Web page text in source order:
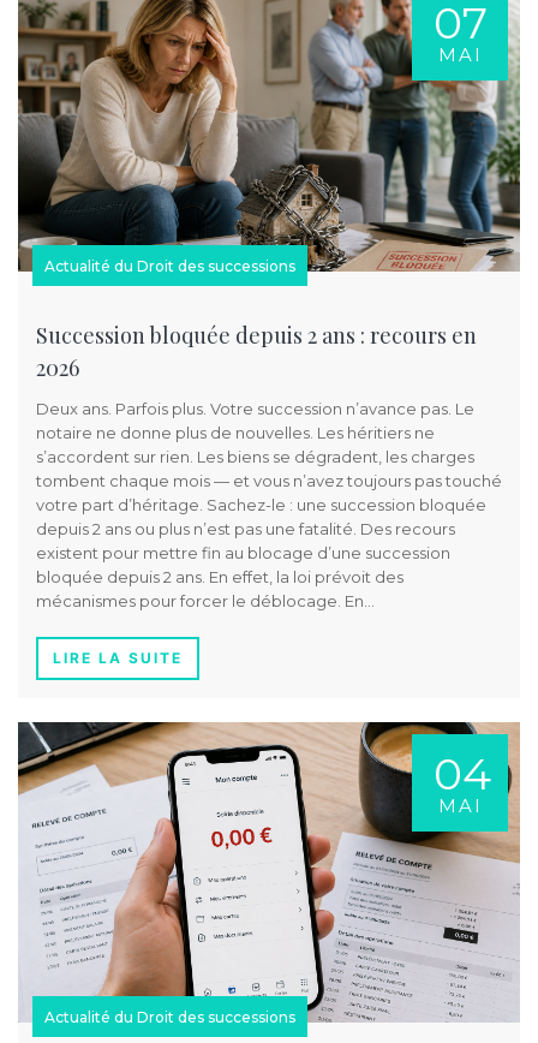
07
MAI
Actualité du Droit des successions
Succession bloquée depuis 2 ans : recours en
2026
Deux ans. Parfois plus. Votre succession n’avance pas. Le
notaire ne donne plus de nouvelles. Les héritiers ne
s’accordent sur rien. Les biens se dégradent, les charges
tombent chaque mois — et vous n’avez toujours pas touché
votre part d’héritage. Sachez-le : une succession bloquée
depuis 2 ans ou plus n’est pas une fatalité. Des recours
existent pour mettre fin au blocage d’une succession
bloquée depuis 2 ans. En effet, la loi prévoit des
mécanismes pour forcer le déblocage. En…
LIRE LA SUITE
04
MAI
Actualité du Droit des successions